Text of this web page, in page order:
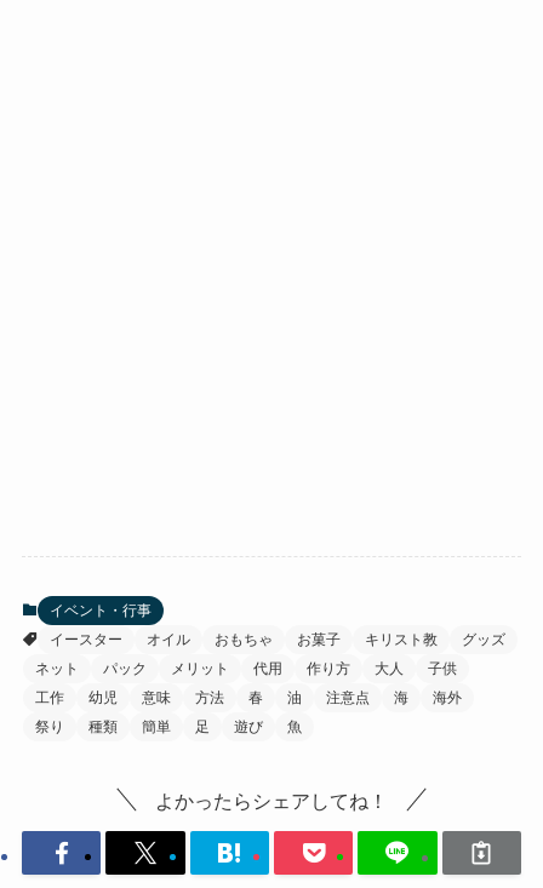
イベント・行事
イースター
オイル おもちゃ お菓子 キリスト教
グッズ
ネット
パック メリット 代用 作り方 大人
子供
工作
幼児 意味 方法 春 油 注意点 海
海外
祭り
種類 簡単 足 遊び 魚
よかったらシェアしてね！